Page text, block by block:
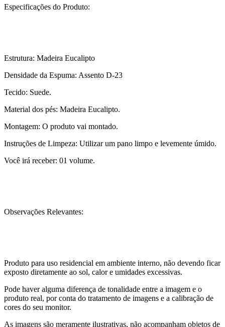
Especificações do Produto:
Estrutura: Madeira Eucalipto
Densidade da Espuma: Assento D-23
Tecido: Suede.
Material dos pés: Madeira Eucalipto.
Montagem: O produto vai montado.
Instruções de Limpeza: Utilizar um pano limpo e levemente úmido.
Você irá receber: 01 volume.
Observações Relevantes:
Produto para uso residencial em ambiente interno, não devendo ficar
exposto diretamente ao sol, calor e umidades excessivas.
Pode haver alguma diferença de tonalidade entre a imagem e o
produto real, por conta do tratamento de imagens e a calibração de
cores do seu monitor.
As imagens são meramente ilustrativas, não acompanham objetos de